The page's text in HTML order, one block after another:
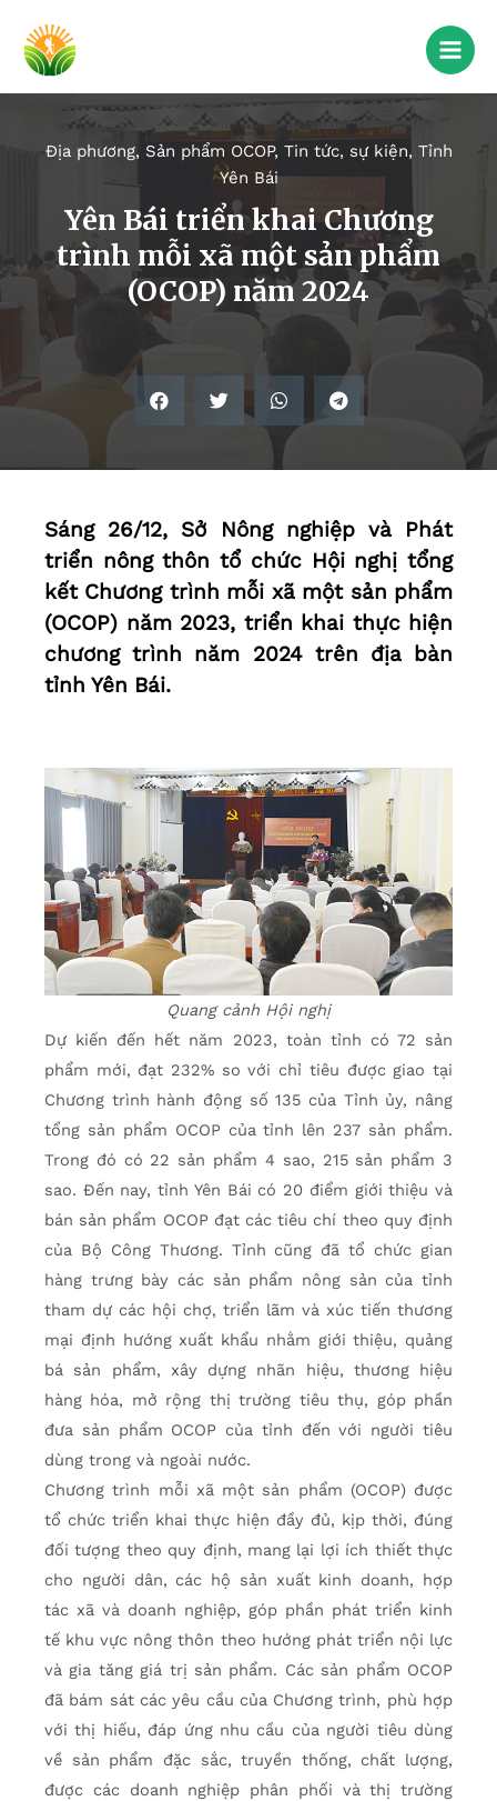
Địa phương, Sản phẩm OCOP, Tin tức, sự kiện, Tỉnh
Yên Bái
Yên Bái triển khai Chương
trình mỗi xã một sản phẩm
(OCOP) năm 2024
Sáng 26/12, Sở Nông nghiệp và Phát
triển nông thôn tổ chức Hội nghị tổng
kết Chương trình mỗi xã một sản phẩm
(OCOP) năm 2023, triển khai thực hiện
chương trình năm 2024 trên địa bàn
tỉnh Yên Bái.
Quang cảnh Hội nghị
Dự kiến đến hết năm 2023, toàn tỉnh có 72 sản
phẩm mới, đạt 232% so với chỉ tiêu được giao tại
Chương trình hành động số 135 của Tỉnh ủy, nâng
tổng sản phẩm OCOP của tỉnh lên 237 sản phẩm.
Trong đó có 22 sản phẩm 4 sao, 215 sản phẩm 3
sao. Đến nay, tỉnh Yên Bái có 20 điểm giới thiệu và
bán sản phẩm OCOP đạt các tiêu chí theo quy định
của Bộ Công Thương. Tỉnh cũng đã tổ chức gian
hàng trưng bày các sản phẩm nông sản của tỉnh
tham dự các hội chợ, triển lãm và xúc tiến thương
mại định hướng xuất khẩu nhằm giới thiệu, quảng
bá sản phẩm, xây dựng nhãn hiệu, thương hiệu
hàng hóa, mở rộng thị trường tiêu thụ, góp phần
đưa sản phẩm OCOP của tỉnh đến với người tiêu
dùng trong và ngoài nước.
Chương trình mỗi xã một sản phẩm (OCOP) được
tổ chức triển khai thực hiện đầy đủ, kịp thời, đúng
đối tượng theo quy định, mang lại lợi ích thiết thực
cho người dân, các hộ sản xuất kinh doanh, hợp
tác xã và doanh nghiệp, góp phần phát triển kinh
tế khu vực nông thôn theo hướng phát triển nội lực
và gia tăng giá trị sản phẩm. Các sản phẩm OCOP
đã bám sát các yêu cầu của Chương trình, phù hợp
với thị hiếu, đáp ứng nhu cầu của người tiêu dùng
về sản phẩm đặc sắc, truyền thống, chất lượng,
được các doanh nghiệp phân phối và thị trường